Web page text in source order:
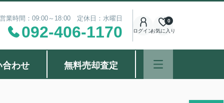
営業時間：09:00～18:00 定休日：水曜日
092-406-1170 ログインお気に入り
0
合わせ 無料売却査定